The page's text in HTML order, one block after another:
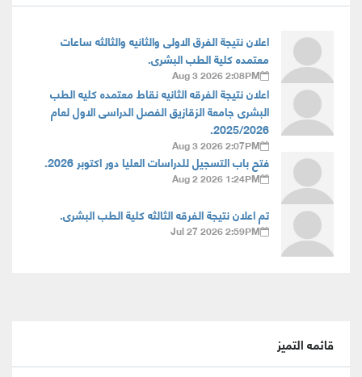
اعلان نتيجة الفرق الاولى والثانيه والثالثه ساعات
معتمده كلية الطب البشرى.
Aug 3 2026 2:08PM
اعلان نتيجة الفرقه الثانيه نقاط معتمده كليه الطب
البشرى جامعة الزقازيق الفصل الدراسى الاول لعام
2025/2026.
Aug 3 2026 2:07PM
فتح باب التسجيل للدراسات العليا دور اكتوبر 2026.
Aug 2 2026 1:24PM
تم اعلان نتيجة الفرقه الثالثه كلية الطب البشرى.
Jul 27 2026 2:59PM
قائمه التميز